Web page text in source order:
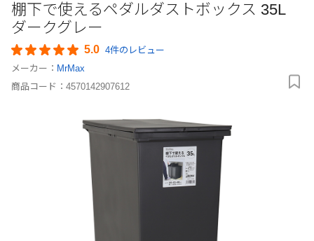
棚下で使えるペダルダストボックス 35L
ダークグレー
5.0 4件のレビュー
メーカー： MrMax
商品コード： 4570142907612